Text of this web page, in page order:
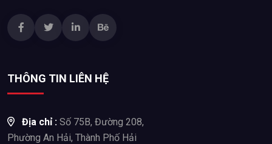
THÔNG TIN LIÊN HỆ
Địa chỉ : Số 75B, Đường 208,
Phường An Hải, Thành Phố Hải